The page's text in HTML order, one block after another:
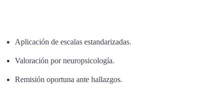
Aplicación de escalas estandarizadas.
Valoración por neuropsicología.
Remisión oportuna ante hallazgos.